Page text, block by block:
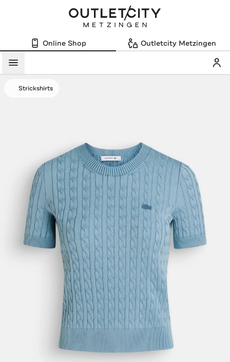
Online Shop Outletcity Metzingen
Menü
Strickshirts